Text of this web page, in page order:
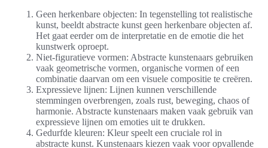
Geen herkenbare objecten: In tegenstelling tot realistische
kunst, beeldt abstracte kunst geen herkenbare objecten af.
Het gaat eerder om de interpretatie en de emotie die het
kunstwerk oproept.
Niet-figuratieve vormen: Abstracte kunstenaars gebruiken
vaak geometrische vormen, organische vormen of een
combinatie daarvan om een visuele compositie te creëren.
Expressieve lijnen: Lijnen kunnen verschillende
stemmingen overbrengen, zoals rust, beweging, chaos of
harmonie. Abstracte kunstenaars maken vaak gebruik van
expressieve lijnen om emoties uit te drukken.
Gedurfde kleuren: Kleur speelt een cruciale rol in
abstracte kunst. Kunstenaars kiezen vaak voor opvallende